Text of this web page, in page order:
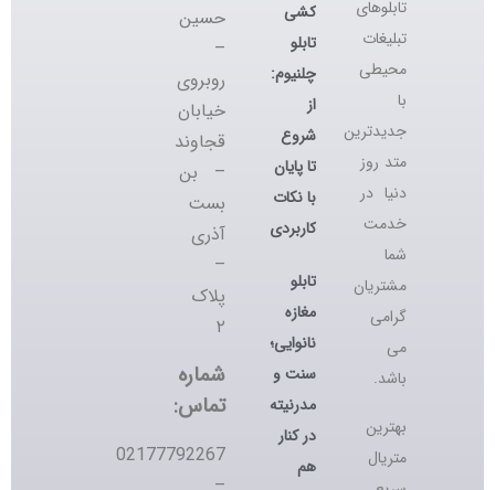
تابلوهای
تبلیغات
محیطی
جدیدترین
متد روز
دنیا در
خدمت
شما
مشتریان
گرامی
می
باشد.
بهترین
متریال
کشی
تابلو
چلنیوم:
شروع
تا پایان
با نکات
کاربردی
تابلو
مغازه
نانوایی؛
سنت و
مدرنیته
در کنار
هم
حسین
روبروی
خیابان
قجاوند
– بن
بست
آذری
پلاک
شماره
تماس:
02177792267